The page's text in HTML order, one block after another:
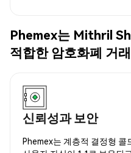
Phemex는 Mithril
적합한 암호화폐 거
신뢰성과 보안
Phemex는 계층적 결정형